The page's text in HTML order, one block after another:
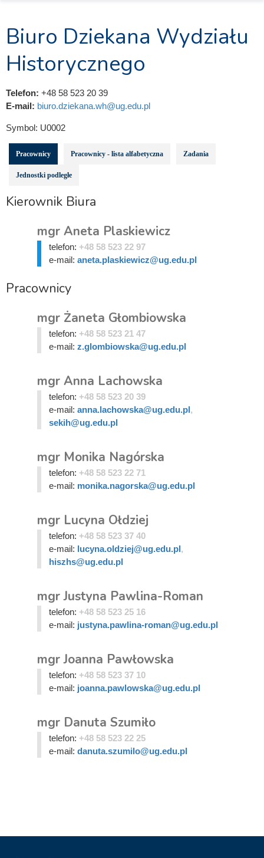
Biuro Dziekana Wydziału
Historycznego
Telefon: +48 58 523 20 39
E-mail: biuro.dziekana.wh@ug.edu.pl
Symbol: U0002
Pracownicy Pracownicy - lista alfabetyczna Zadania
Jednostki podległe
Kierownik Biura
mgr Aneta Plaskiewicz
telefon: +48 58 523 22 97
e-mail: aneta.plaskiewicz@ug.edu.pl
Pracownicy
mgr Żaneta Głombiowska
telefon: +48 58 523 21 47
e-mail: z.glombiowska@ug.edu.pl
mgr Anna Lachowska
telefon: +48 58 523 20 39
e-mail: anna.lachowska@ug.edu.pl,
sekih@ug.edu.pl
mgr Monika Nagórska
telefon: +48 58 523 22 71
e-mail: monika.nagorska@ug.edu.pl
mgr Lucyna Ołdziej
telefon: +48 58 523 37 40
e-mail: lucyna.oldziej@ug.edu.pl,
hiszhs@ug.edu.pl
mgr Justyna Pawlina-Roman
telefon: +48 58 523 25 16
e-mail: justyna.pawlina-roman@ug.edu.pl
mgr Joanna Pawłowska
telefon: +48 58 523 37 10
e-mail: joanna.pawlowska@ug.edu.pl
mgr Danuta Szumiło
telefon: +48 58 523 22 25
e-mail: danuta.szumilo@ug.edu.pl